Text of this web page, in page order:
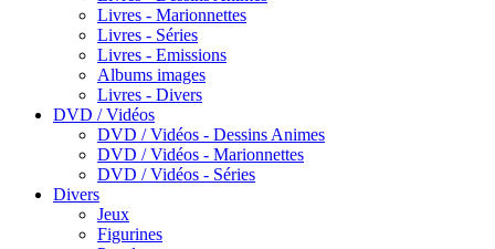
Livres - Marionnettes
Livres - Séries
Livres - Emissions
Albums images
Livres - Divers
DVD / Vidéos
DVD / Vidéos - Dessins Animes
DVD / Vidéos - Marionnettes
DVD / Vidéos - Séries
Divers
Jeux
Figurines